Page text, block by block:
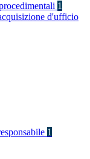
1
d'ufficio
1